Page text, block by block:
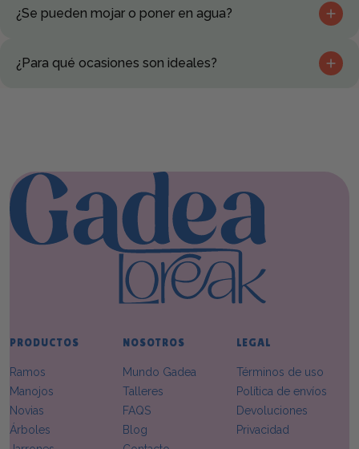
preferencias.
¿Se pueden mojar o poner en agua?
NO necesitan agua y el exceso de humedad podría
¿Para qué ocasiones son ideales?
PRODUCTOS
Ramos
Manojos
Novias
Árboles
NOSOTROS
Mundo Gadea
Talleres
FAQS
Blog
LEGAL
Términos de uso
Política de envíos
Devoluciones
Privacidad